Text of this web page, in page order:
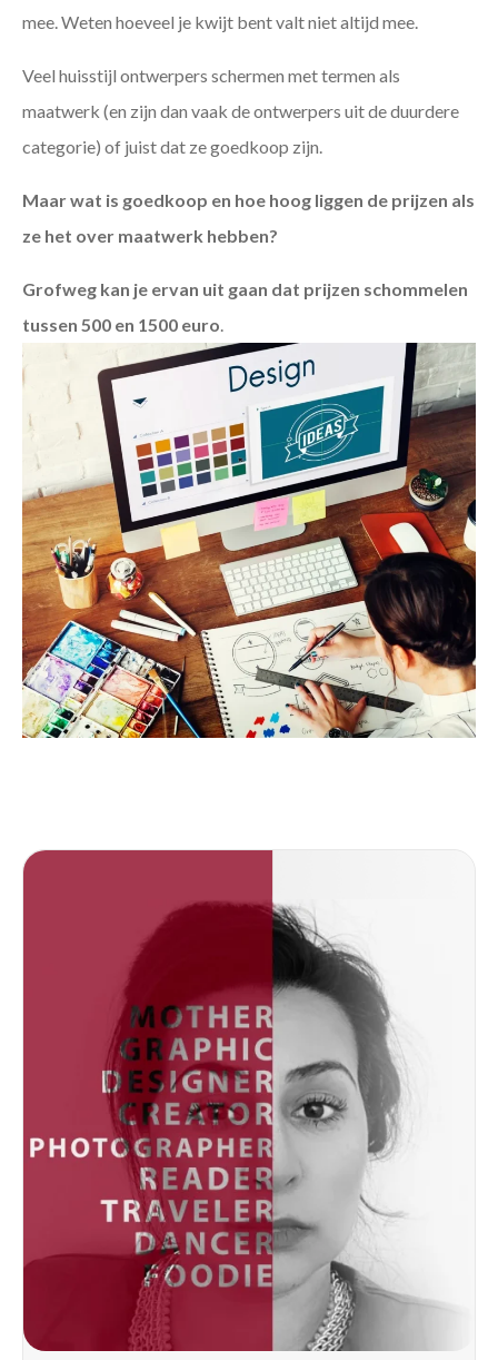
mee. Weten hoeveel je kwijt bent valt niet altijd mee.
Veel huisstijl ontwerpers schermen met termen als
maatwerk (en zijn dan vaak de ontwerpers uit de duurdere
categorie) of juist dat ze goedkoop zijn.
Maar wat is goedkoop en hoe hoog liggen de prijzen als
ze het over maatwerk hebben?
Grofweg kan je ervan uit gaan dat prijzen schommelen
tussen 500 en 1500 euro.